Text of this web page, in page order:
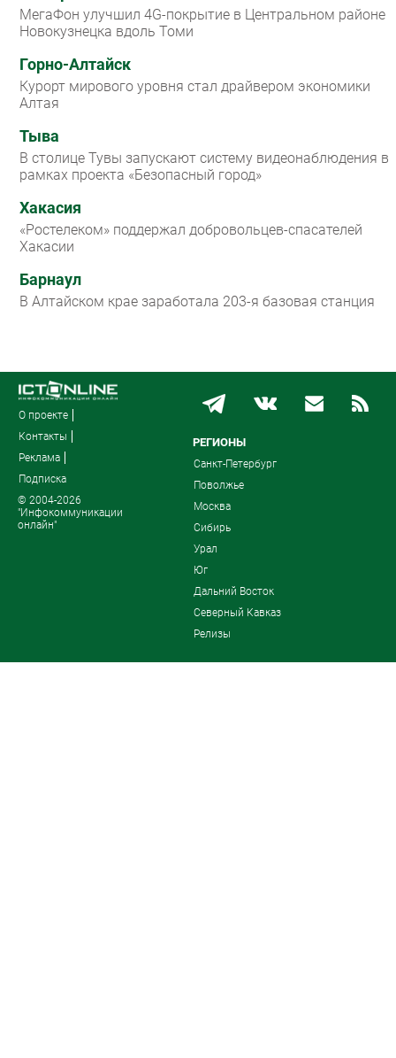
МегаФон улучшил 4G-покрытие в Центральном районе
Новокузнецка вдоль Томи
Горно-Алтайск
Курорт мирового уровня стал драйвером экономики
Алтая
Тыва
В столице Тувы запускают систему видеонаблюдения в
рамках проекта «Безопасный город»
Хакасия
«Ростелеком» поддержал добровольцев-спасателей
Хакасии
Барнаул
В Алтайском крае заработала 203-я базовая станция
О проекте
Контакты
Реклама
Подписка
© 2004-2026
"Инфокоммуникации
онлайн"
РЕГИОНЫ
Санкт-Петербург
Поволжье
Москва
Сибирь
Урал
Юг
Дальний Восток
Северный Кавказ
Релизы